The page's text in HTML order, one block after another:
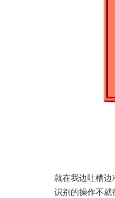
就在我边吐槽
识别的操作不